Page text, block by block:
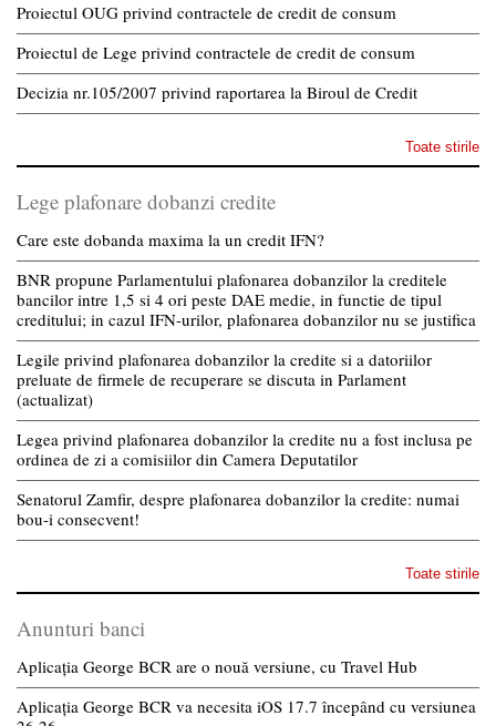
Proiectul OUG privind contractele de credit de consum
Proiectul de Lege privind contractele de credit de consum
Decizia nr.105/2007 privind raportarea la Biroul de Credit
Toate stirile
Lege plafonare dobanzi credite
Care este dobanda maxima la un credit IFN?
BNR propune Parlamentului plafonarea dobanzilor la creditele
bancilor intre 1,5 si 4 ori peste DAE medie, in functie de tipul
creditului; in cazul IFN-urilor, plafonarea dobanzilor nu se justifica
Legile privind plafonarea dobanzilor la credite si a datoriilor
preluate de firmele de recuperare se discuta in Parlament
(actualizat)
Legea privind plafonarea dobanzilor la credite nu a fost inclusa pe
ordinea de zi a comisiilor din Camera Deputatilor
Senatorul Zamfir, despre plafonarea dobanzilor la credite: numai
bou-i consecvent!
Toate stirile
Anunturi banci
Aplicația George BCR are o nouă versiune, cu Travel Hub
Aplicația George BCR va necesita iOS 17.7 începând cu versiunea